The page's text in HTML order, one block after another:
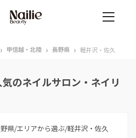
› 甲信越・北陸 › 長野県 › 軽井沢・佐久
のネイルサロン・ネイリ
県/エリアから選ぶ/軽井沢・佐久